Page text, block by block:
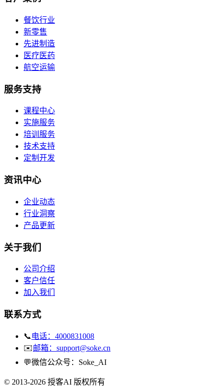
餐饮行业
新零售
先进制造
医疗医药
航空运输
服务支持
课程中心
实施服务
培训服务
技术支持
定制开发
资讯中心
企业动态
行业洞察
产品更新
关于我们
公司介绍
客户信任
加入我们
联系方式
📞 电话：4000831008
✉️邮箱：support@soke.cn
💬微信公众号：Soke_AI
© 2013-2026 授客AI 版权所有